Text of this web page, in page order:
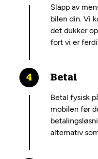
Slapp av
bilen din. Vi
det dukker
fort vi er
Betal
Betal fysisk
mobilen før
alternativ